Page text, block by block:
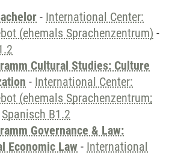
- International Center:
(ehemals Sprachenzentrum) -
Cultural Studies: Culture
- International Center:
(ehemals Sprachenzentrum;
Spanisch B1.2
Governance & Law:
Economic Law - International